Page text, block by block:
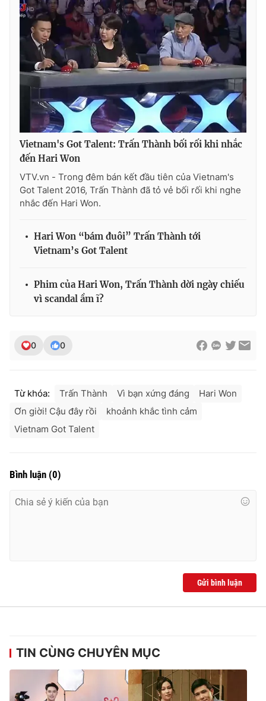
Vietnam's Got Talent: Trấn Thành bối rối khi nhắc
đến Hari Won
VTV.vn - Trong đêm bán kết đầu tiên của Vietnam's
Got Talent 2016, Trấn Thành đã tỏ vẻ bối rối khi nghe
nhắc đến Hari Won.
Hari Won “bám đuôi” Trấn Thành tới
Vietnam’s Got Talent
Phim của Hari Won, Trấn Thành dời ngày chiếu
vì scandal ầm ĩ?
0 0
Từ khóa: Trấn Thành Vì bạn xứng đáng
Hari Won
Ơn giời! Cậu đây rồi
khoảnh khắc tình cảm
Vietnam Got Talent
Bình luận (0)
Gửi bình luận
TIN CÙNG CHUYÊN MỤC